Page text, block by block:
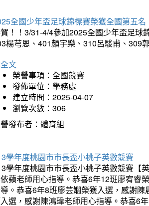
全國少年盃足球錦標賽榮獲全國第五名
！！3/31-4/4參加2025全國少年盃足球
楊芎恩、401顏宇樂、310呂駿甫、309
文
榮譽事項：全國競賽
發佈單位：學務處
建立時間：2025-04-07
瀏覽次數：306
發布者：體育組
學年度桃園市市長盃小桃子英數競賽
學年度桃園市市長盃小桃子英數競賽【
蘋老師用心指導。恭喜6年12班廖宥睿
。恭喜6年8班廖芸嫺榮獲入選，感謝
選，感謝陳鴻瑋老師用心指導。恭喜6